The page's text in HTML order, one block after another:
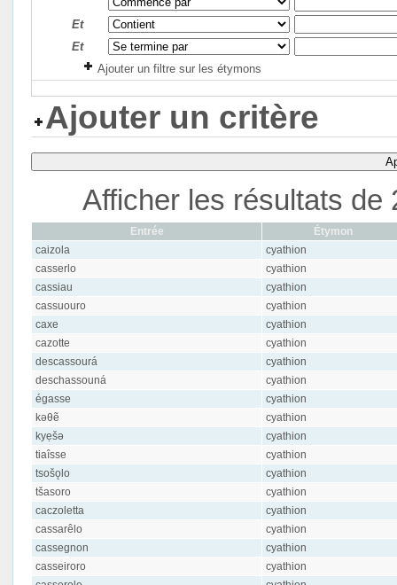
Et
Et
Ajouter un filtre sur les étymons
Ajouter un critère
Afficher les résultats de
Entrée
Étymon
caizola
cyathion
casserlo
cyathion
cassiau
cyathion
cassuouro
cyathion
caxe
cyathion
cazotte
cyathion
descassourá
cyathion
deschassouná
cyathion
égasse
cyathion
kəθẽ
cyathion
kyẹšə
cyathion
tiaîsse
cyathion
tsošǫlo
cyathion
tšasoro
cyathion
caczoletta
cyathion
cassarêlo
cyathion
cassegnon
cyathion
casseiroro
cyathion